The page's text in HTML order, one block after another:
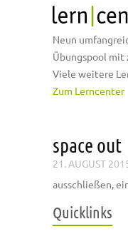
Neun
Übungspool mit
Viele weitere
Zum Lerncenter
space out
21. AUGUST
ausschließen,
Quicklinks